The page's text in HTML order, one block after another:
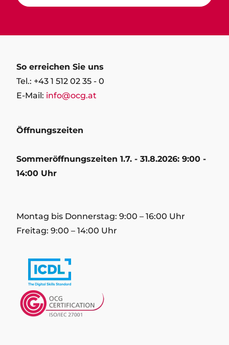
So erreichen Sie uns
Tel.: +43 1 512 02 35 - 0
E-Mail: info@ocg.at
Öffnungszeiten
Sommeröffnungszeiten 1.7. - 31.8.2026: 9:00 -
14:00 Uhr
Montag bis Donnerstag: 9:00 – 16:00 Uhr
Freitag: 9:00 – 14:00 Uhr